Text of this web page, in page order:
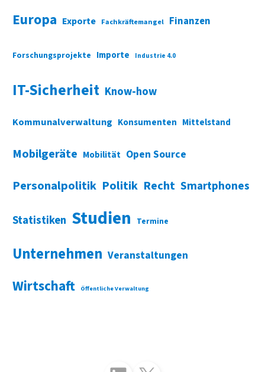
Europa Exporte Fachkräftemangel Finanzen
Forschungsprojekte Importe Industrie 4.0
IT-Sicherheit Know-how
Kommunalverwaltung Konsumenten Mittelstand
Mobilgeräte Mobilität Open Source
Personalpolitik Politik Recht Smartphones
Statistiken Studien Termine
Unternehmen Veranstaltungen
Wirtschaft Öffentliche Verwaltung